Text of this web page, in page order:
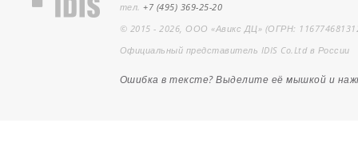
тел.+7 (495) 369-25-20
© 2015 - 2026, ООО «Авикс ДЦ» (ОГРН:
Официальный представитель IDIS Co.Ltd в России
Ошибка в тексте? Выделите её мышкой и